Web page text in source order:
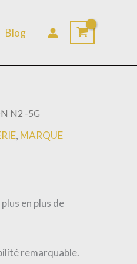
Blog
N2 -5G
, MARQUE
en plus de
remarquable.